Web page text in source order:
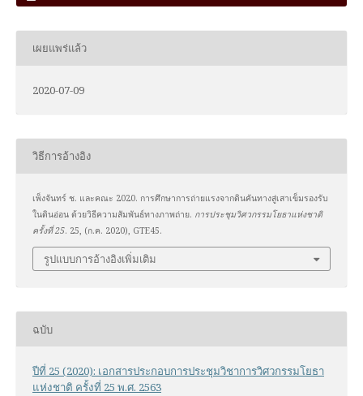
เผยแพร่แล้ว
2020-07-09
วิธีการอ้างอิง
เพ็งจันทร์ ช. และคณะ 2020. การศึกษาการถ่ายแรงจากดินคันทางสู่เสาเข็มรองรับ
ในดินอ่อน ด้วยวิธีความสัมพันธ์ทางภาพถ่าย. การประชุมวิศวกรรมโยธาแห่งชาติ
ครั้งที่ 25. 25, (ก.ค. 2020), GTE45.
รูปแบบการอ้างอิงเพิ่มเติม
ฉบับ
ปีที่ 25 (2020): เอกสารประกอบการประชุมวิชาการวิศวกรรมโยธา
แห่งชาติ ครั้งที่ 25 พ.ศ. 2563